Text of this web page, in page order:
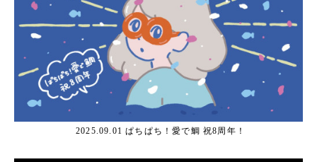
2025.09.01 ぱちぱち！愛で鯛 祝8周年！